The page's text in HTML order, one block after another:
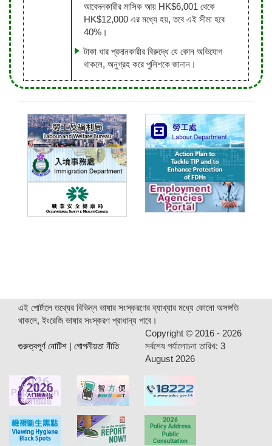
আবেদনকারীর মাসিক আয় HK$6,001 থেকে
HK$12,000 এর মধ্যে হয়, তবে এই সীমা হবে
40%।
টাকা ধার প্রদানকারীর বিরুদ্ধে যে কোন অভিযোগ
থাকলে, অনুগ্রহ করে পুলিশকে জানান।
এই পোর্টালে তথ্যের বিভিন্ন ভাষার সংস্করণের ব্যাখ্যার মধ্যে কোনো অসঙ্গতি
থাকলে, ইংরেজি ভাষার সংস্করণ প্রাধান্য পাবে।
গুরুত্বপূর্ণ নোটিশ | গোপনীয়তা নীতি
Copyright © 2016 - 2026
সর্বশেষ পর্যালোচনা তারিখ: 3
August 2026